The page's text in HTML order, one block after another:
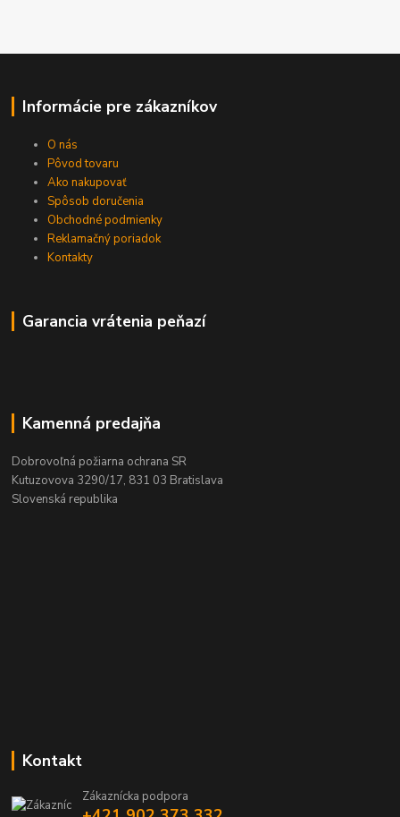
Informácie pre zákazníkov
O nás
Pôvod tovaru
Ako nakupovať
Spôsob doručenia
Obchodné podmienky
Reklamačný poriadok
Kontakty
Garancia vrátenia peňazí
Kamenná predajňa
Dobrovoľná požiarna ochrana SR
Kutuzovova 3290/17, 831 03 Bratislava
Slovenská republika
Kontakt
Zákaznícka podpora